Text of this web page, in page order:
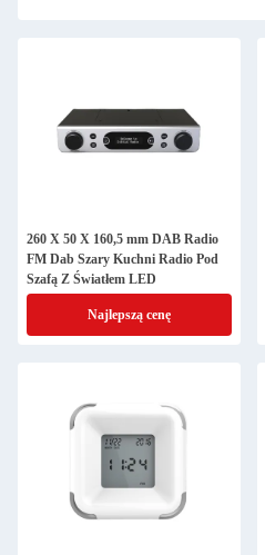
260 X 50 X 160,5 mm DAB Radio
FM Dab Szary Kuchni Radio Pod
Szafą Z Światłem LED
Najlepszą cenę